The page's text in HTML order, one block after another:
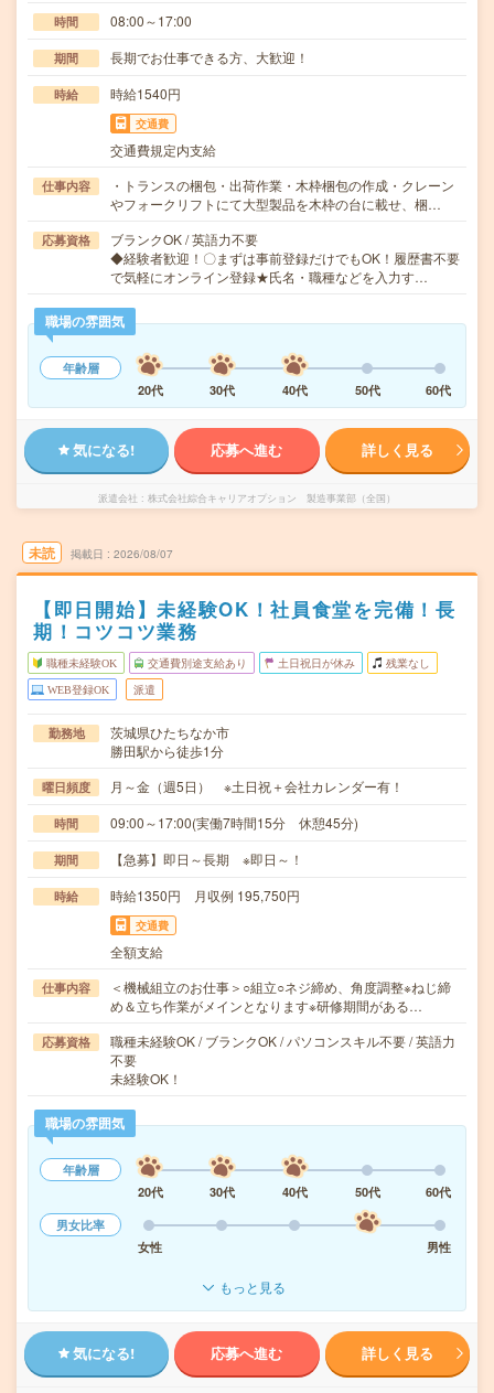
時間 08:00～17:00
期間 長期でお仕事できる方、大歓迎！
時給 時給1540円
交通費
交通費規定内支給
仕事内容
・トランスの梱包・出荷作業・木枠梱包の作成・クレーン
やフォークリフトにて大型製品を木枠の台に載せ、梱…
応募資格
ブランクOK / 英語力不要
◆経験者歓迎！〇まずは事前登録だけでもOK！履歴書不要
で気軽にオンライン登録★氏名・職種などを入力す…
職場の雰囲気
年齢層
20代
30代 40代 50代 60代
気になる! 応募へ進む 詳しく見る
派遣会社 株式会社綜合キャリアオプション 製造事業部（全国）
未読 掲載日 2026/08/07
【即日開始】未経験OK！社員食堂を完備！長
期！コツコツ業務
職種未経験OK 交通費別途支給あり 土日祝日が休み 残業なし
WEB登録OK 派遣
勤務地
茨城県ひたちなか市
勝田駅から徒歩1分
曜日頻度 月～金（週5日） ※土日祝＋会社カレンダー有！
時間 09:00～17:00(実働7時間15分 休憩45分)
期間 【急募】即日～長期 ※即日～！
時給 時給1350円 月収例 195,750円
交通費
全額支給
仕事内容
＜機械組立のお仕事＞○組立○ネジ締め、角度調整※ねじ締
め＆立ち作業がメインとなります※研修期間がある…
応募資格
職種未経験OK / ブランクOK / パソコンスキル不要 / 英語力
不要
未経験OK！
職場の雰囲気
年齢層
20代
30代 40代 50代
60代
男女比率
女性
男性
もっと見る
気になる! 応募へ進む 詳しく見る